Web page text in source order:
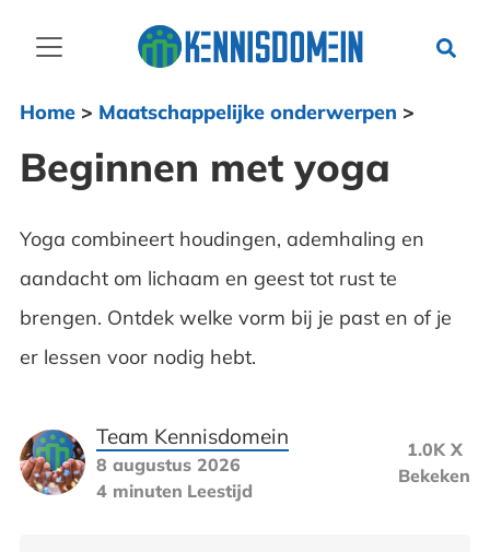
Home> Maatschappelijke onderwerpen >
Beginnen met yoga
Yoga combineert houdingen, ademhaling en
aandacht om lichaam en geest tot rust te
brengen. Ontdek welke vorm bij je past en of je
er lessen voor nodig hebt.
Team Kennisdomein
8 augustus 2026
4 minuten Leestijd
1.0K X
Bekeken